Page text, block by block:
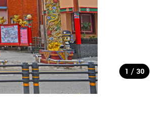
1 / 30